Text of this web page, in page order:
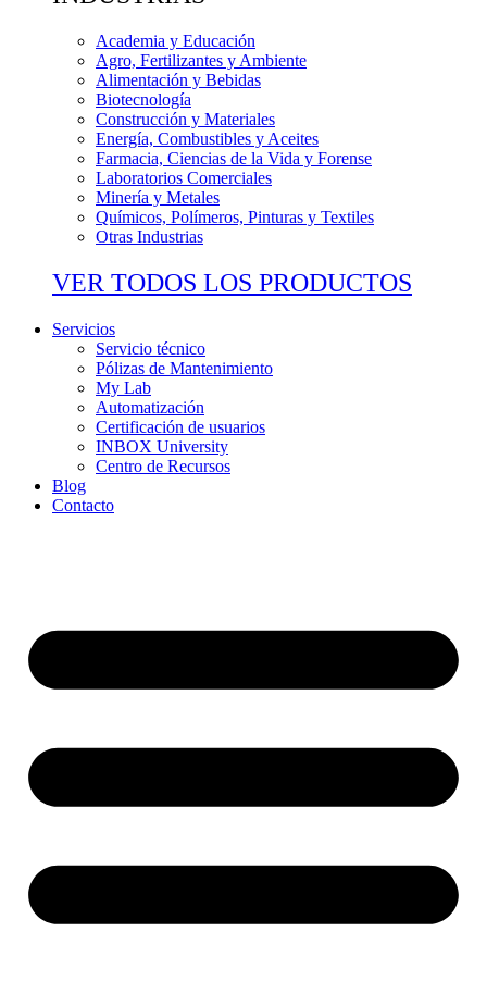
Academia y Educación
Agro, Fertilizantes y Ambiente
Alimentación y Bebidas
Biotecnología
Construcción y Materiales
Energía, Combustibles y Aceites
Farmacia, Ciencias de la Vida y Forense
Laboratorios Comerciales
Minería y Metales
Químicos, Polímeros, Pinturas y Textiles
Otras Industrias
VER TODOS LOS PRODUCTOS
Servicios
Servicio técnico
Pólizas de Mantenimiento
My Lab
Automatización
Certificación de usuarios
INBOX University
Centro de Recursos
Blog
Contacto